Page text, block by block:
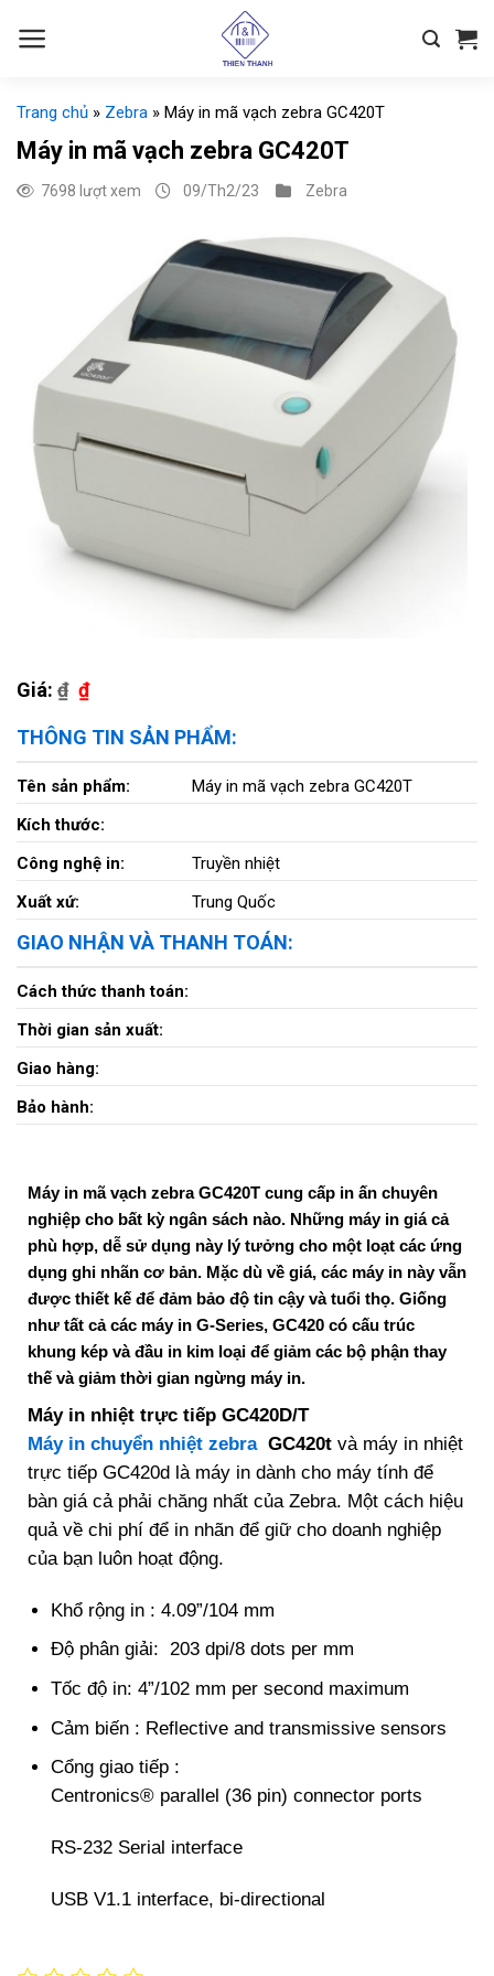
đến
Trang chủ » Zebra » Máy in mã vạch zebra GC420T
Máy in mã vạch zebra GC420T
7698 lượt xem 09/Th2/23 Zebra
Giá: ₫ ₫
THÔNG TIN SẢN PHẨM:
Tên sản phẩm:
Máy in mã vạch zebra GC420T
Kích thước:
Công nghệ in:
Truyền nhiệt
Xuất xứ:
Trung Quốc
GIAO NHẬN VÀ THANH TOÁN:
Cách thức thanh toán:
Thời gian sản xuất:
Giao hàng:
Bảo hành:
Máy in mã vạch zebra GC420T cung cấp in ấn chuyên
nghiệp cho bất kỳ ngân sách nào. Những máy in giá cả
phù hợp, dễ sử dụng này lý tưởng cho một loạt các ứng
dụng ghi nhãn cơ bản. Mặc dù về giá, các máy in này vẫn
được thiết kế để đảm bảo độ tin cậy và tuổi thọ. Giống
như tất cả các máy in G-Series, GC420 có cấu trúc
khung kép và đầu in kim loại để giảm các bộ phận thay
thế và giảm thời gian ngừng máy in.
Máy in nhiệt trực tiếp GC420D/T
Máy in chuyển nhiệt zebraGC420t và máy in nhiệt
trực tiếp GC420d là máy in dành cho máy tính để
bàn giá cả phải chăng nhất của Zebra. Một cách hiệu
quả về chi phí để in nhãn để giữ cho doanh nghiệp
của bạn luôn hoạt động.
Khổ rộng in : 4.09”/104 mm
Độ phân giải: 203 dpi/8 dots per mm
Tốc độ in: 4”/102 mm per second maximum
Cảm biến : Reflective and transmissive sensors
Cổng giao tiếp :
Centronics® parallel (36 pin) connector ports
RS-232 Serial interface
USB V1.1 interface, bi-directional